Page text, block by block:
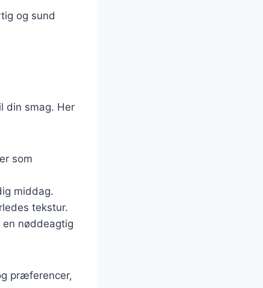
og sund
din smag. Her
som
middag.
tekstur.
nøddeagtig
præferencer,